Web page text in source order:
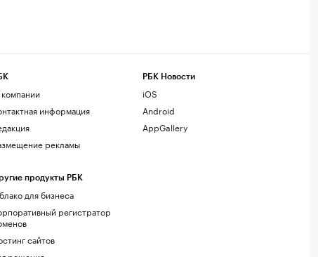
информация
рекламы
продукты РБК
для бизнеса
регистратор
сайтов
РБК Новости
iOS
Android
AppGallery